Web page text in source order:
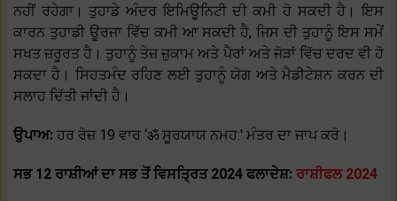
ਨਹੀਂ ਰਹੇਗਾ। ਤੁਹਾਡੇ ਅੰਦਰ ਇਮਿਊਨਿਟੀ ਦੀ ਕਮੀ ਹੋ ਸਕਦੀ ਹੈ। ਇਸ
ਕਾਰਨ ਤੁਹਾਡੀ ਊਰਜਾ ਵਿੱਚ ਕਮੀ ਆ ਸਕਦੀ ਹੈ, ਜਿਸ ਦੀ ਤੁਹਾਨੂੰ ਇਸ ਸਮੇਂ
ਸਖਤ ਜ਼ਰੂਰਤ ਹੈ। ਤੁਹਾਨੂੰ ਤੇਜ਼ ਜ਼ੁਕਾਮ ਅਤੇ ਪੈਰਾਂ ਅਤੇ ਜੋੜਾਂ ਵਿੱਚ ਦਰਦ ਵੀ ਹੋ
ਸਕਦਾ ਹੈ। ਸਿਹਤਮੰਦ ਰਹਿਣ ਲਈ ਤੁਹਾਨੂੰ ਯੋਗ ਅਤੇ ਮੈਡੀਟੇਸ਼ਨ ਕਰਨ ਦੀ
ਸਲਾਹ ਦਿੱਤੀ ਜਾਂਦੀ ਹੈ।
ਉਪਾਅ: ਹਰ ਰੋਜ਼ 19 ਵਾਰ ‘ॐ ਸੂਰਯਾਯ ਨਮਹ:' ਮੰਤਰ ਦਾ ਜਾਪ ਕਰੋ।
ਸਭ 12 ਰਾਸ਼ੀਆਂ ਦਾ ਸਭ ਤੋਂ ਵਿਸਤ੍ਰਿਤ 2024 ਫਲਾਦੇਸ਼: ਰਾਸ਼ੀਫਲ 2024